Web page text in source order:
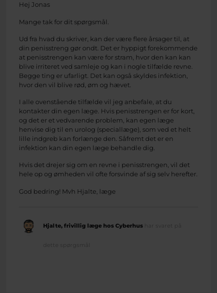
Hej Jonas
Mange tak for dit spørgsmål.
Ud fra hvad du skriver, kan der være flere årsager til, at
din penisstreng gør ondt. Det er hyppigt forekommende
at penisstrengen kan være for stram, hvor den kan kan
blive irriteret ved samleje og kan i nogle tilfælde revne.
Begge ting er ufarligt. Det kan også skyldes infektion,
hvor den vil blive rød, øm og hævet.
I alle ovenstående tilfælde vil jeg anbefale, at du
kontakter din egen læge. Hvis penisstrengen er for kort,
og det er et vedvarende problem, kan egen læge
henvise dig til en urolog (speciallæge), som ved et helt
lille indgreb kan forlænge den. Såfremt det er en
infektion kan din egen læge behandle dig.
Hvis det drejer sig om en revne i penisstrengen, vil det
hele op og ømheden vil ofte forsvinde af sig selv herefter.
God bedring! Mvh Hjalte, læge
Hjalte, frivillig læge hos Cyberhus har svaret på
dette spørgsmål